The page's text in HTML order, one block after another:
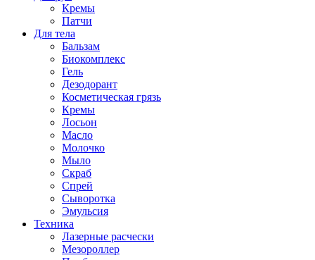
Кремы
Патчи
Для тела
Бальзам
Биокомплекс
Гель
Дезодорант
Косметическая грязь
Кремы
Лосьон
Масло
Молочко
Мыло
Скраб
Спрей
Сыворотка
Эмульсия
Техника
Лазерные расчески
Мезороллер